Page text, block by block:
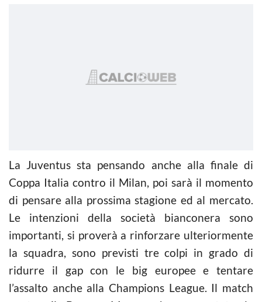
La Juventus sta pensando anche alla finale di
Coppa Italia contro il Milan, poi sarà il momento
di pensare alla prossima stagione ed al mercato.
Le intenzioni della società bianconera sono
importanti, si proverà a rinforzare ulteriormente
la squadra, sono previsti tre colpi in grado di
ridurre il gap con le big europee e tentare
l’assalto anche alla Champions League. Il match